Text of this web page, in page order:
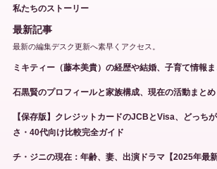
私たちのストーリー
最新記事
最新の編集デスク更新へ素早くアクセス。
ミキティー（藤本美貴）の経歴や結婚、子育て情報
石黒賢のプロフィールと家族構成、現在の活動まとめ
【保存版】クレジットカードのJCBとVisa、どっち
さ・40代向け比較完全ガイド
チ・ジニの現在：年齢、妻、出演ドラマ【2025年最新